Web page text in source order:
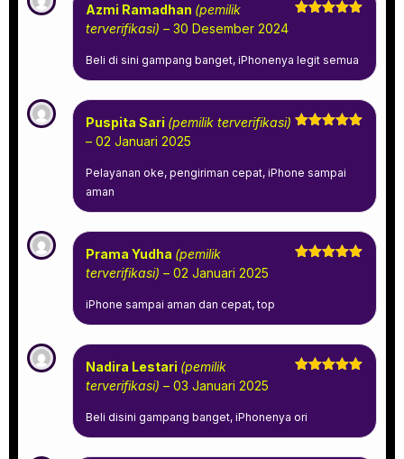
Azmi Ramadhan (pemilik
terverifikasi) – 30 Desember 2024
Beli di sini gampang banget, iPhonenya legit semua
Puspita Sari (pemilik terverifikasi)
– 02 Januari 2025
Pelayanan oke, pengiriman cepat, iPhone sampai
aman
Prama Yudha (pemilik
terverifikasi) – 02 Januari 2025
iPhone sampai aman dan cepat, top
Nadira Lestari (pemilik
terverifikasi) – 03 Januari 2025
Beli disini gampang banget, iPhonenya ori